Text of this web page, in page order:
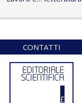
CONTATTI